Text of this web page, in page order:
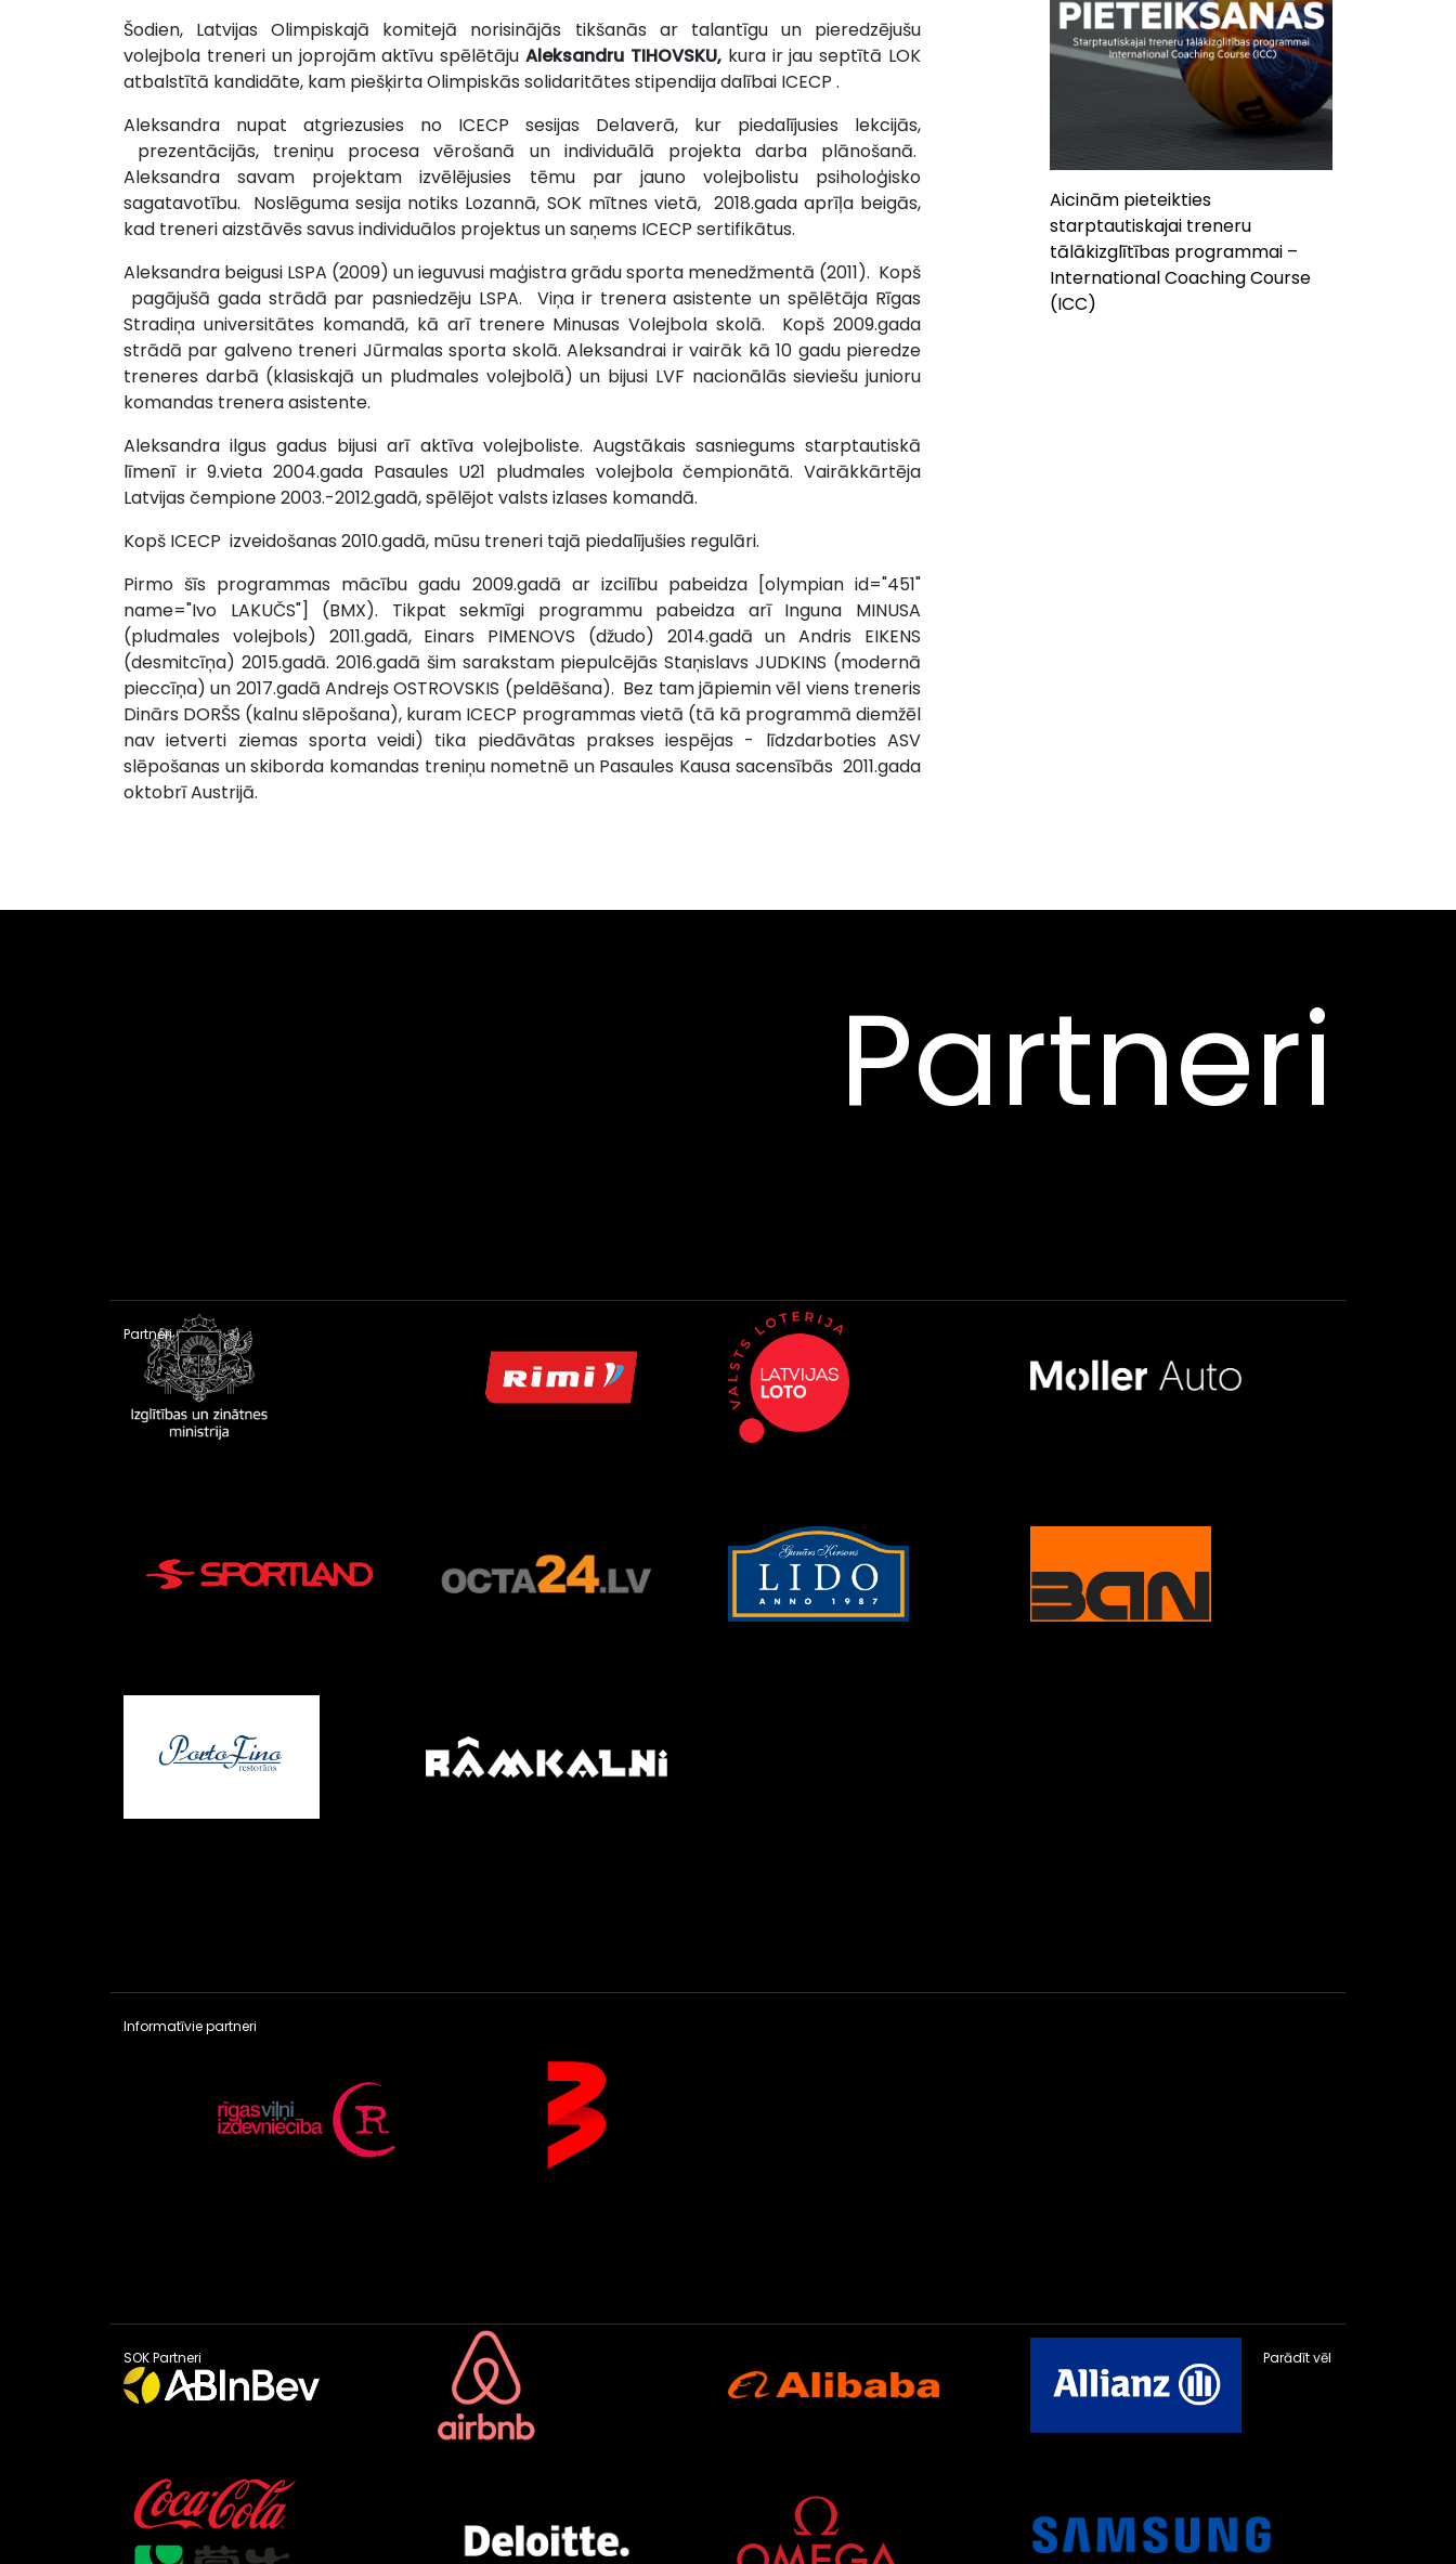
Šodien, Latvijas Olimpiskajā komitejā norisinājās tikšanās ar talantīgu un pieredzējušu
volejbola treneri un joprojām aktīvu spēlētāju Aleksandru TIHOVSKU,kura ir jau septītā LOK
atbalstītā kandidāte, kam piešķirta Olimpiskās solidaritātes stipendija dalībai ICECP .
Aleksandra nupat atgriezusies no ICECP sesijas Delaverā, kur piedalījusies lekcijās,
prezentācijās, treniņu procesa vērošanā un individuālā projekta darba plānošanā.
Aleksandra savam projektam izvēlējusies tēmu par jauno volejbolistu psiholoģisko
sagatavotību. Noslēguma sesija notiks Lozannā, SOK mītnes vietā, 2018.gada aprīļa beigās,
kad treneri aizstāvēs savus individuālos projektus un saņems ICECP sertifikātus.
Aleksandra beigusi LSPA (2009) un ieguvusi maģistra grādu sporta menedžmentā (2011). Kopš
pagājušā gada strādā par pasniedzēju LSPA. Viņa ir trenera asistente un spēlētāja Rīgas
Stradiņa universitātes komandā, kā arī trenere Minusas Volejbola skolā. Kopš 2009.gada
strādā par galveno treneri Jūrmalas sporta skolā. Aleksandrai ir vairāk kā 10 gadu pieredze
treneres darbā (klasiskajā un pludmales volejbolā) un bijusi LVF nacionālās sieviešu junioru
komandas trenera asistente.
Aleksandra ilgus gadus bijusi arī aktīva volejboliste. Augstākais sasniegums starptautiskā
līmenī ir 9.vieta 2004.gada Pasaules U21 pludmales volejbola čempionātā. Vairākkārtēja
Latvijas čempione 2003.-2012.gadā, spēlējot valsts izlases komandā.
Kopš ICECP izveidošanas 2010.gadā, mūsu treneri tajā piedalījušies regulāri.
Pirmo šīs programmas mācību gadu 2009.gadā ar izcilību pabeidza [olympian id="451"
name="Ivo LAKUČS"] (BMX). Tikpat sekmīgi programmu pabeidza arī Inguna MINUSA
(pludmales volejbols) 2011.gadā, Einars PIMENOVS (džudo) 2014.gadā un Andris EIKENS
(desmitcīņa) 2015.gadā. 2016.gadā šim sarakstam piepulcējās Staņislavs JUDKINS (modernā
pieccīņa) un 2017.gadā Andrejs OSTROVSKIS (peldēšana). Bez tam jāpiemin vēl viens treneris
Dinārs DORŠS (kalnu slēpošana), kuram ICECP programmas vietā (tā kā programmā diemžēl
nav ietverti ziemas sporta veidi) tika piedāvātas prakses iespējas - līdzdarboties ASV
slēpošanas un skiborda komandas treniņu nometnē un Pasaules Kausa sacensībās 2011.gada
oktobrī Austrijā.
Aicinām pieteikties
starptautiskajai treneru
tālākizglītības programmai –
International Coaching Course
(ICC)
Partneri
Partneri
Informatīvie partneri
SOK Partneri Parādīt vēl